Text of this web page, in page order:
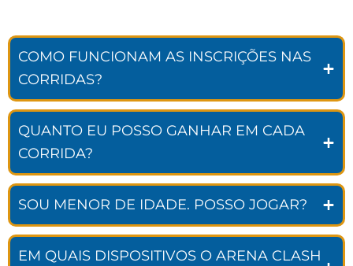
COMO FUNCIONAM AS INSCRIÇÕES NAS
CORRIDAS?
QUANTO EU POSSO GANHAR EM CADA
CORRIDA?
SOU MENOR DE IDADE. POSSO JOGAR?
EM QUAIS DISPOSITIVOS O ARENA CLASH